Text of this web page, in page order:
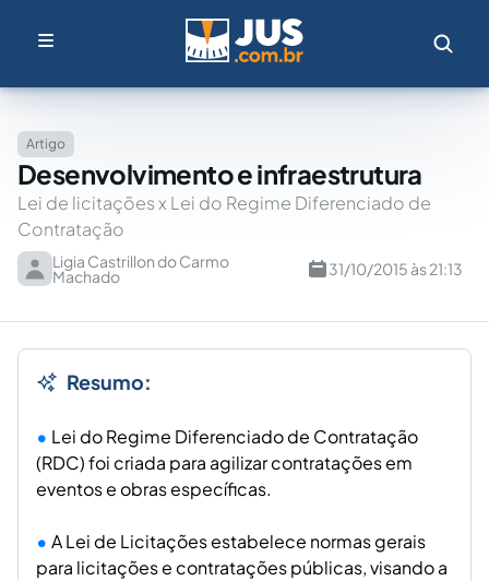
Artigo
Desenvolvimento e infraestrutura
Lei de licitações x Lei do Regime Diferenciado de
Contratação
Ligia Castrillon do Carmo
Machado 31/10/2015 às 21:13
Resumo:
Lei do Regime Diferenciado de Contratação
(RDC) foi criada para agilizar contratações em
eventos e obras específicas.
A Lei de Licitações estabelece normas gerais
para licitações e contratações públicas, visando a